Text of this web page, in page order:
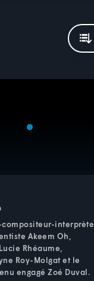
interprète
Akeem Oh,
Rhéaume,
Roy-Molgat et le
engagé Zoé Duval.